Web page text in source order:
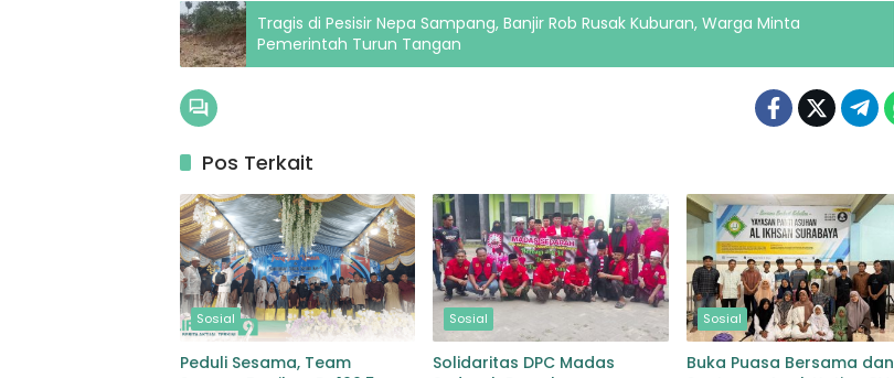
Tragis di Pesisir Nepa Sampang, Banjir Rob Rusak Kuburan, Warga Minta
Pemerintah Turun Tangan
Pos Terkait
Sosial
Peduli Sesama, Team
Sosial
Solidaritas DPC Madas
Sosial
Buka Puasa Bersama dan